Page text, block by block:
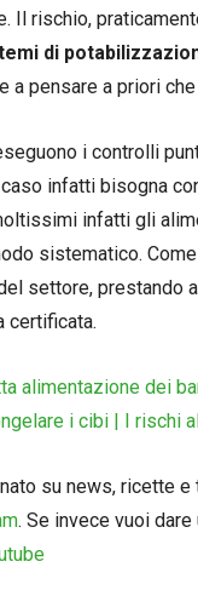
Il rischio,
di
a pensare a priori
i controlli
infatti bisogna
infatti gli
sistematico.
settore, prestando
certificata.
alimentazione dei
i cibi | I rischi
su news, ricette
. Se invece vuoi dare